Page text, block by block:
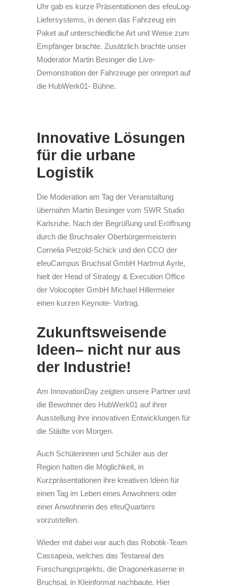
Uhr gab es kurze Präsentationen des efeuLog-
Liefersystems, in denen das Fahrzeug ein
Paket auf unterschiedliche Art und Weise zum
Empfänger brachte. Zusätzlich brachte unser
Moderator Martin Besinger die Live-
Demonstration der Fahrzeuge per onreport auf
die HubWerk01- Bühne.
Innovative Lösungen
für die urbane
Logistik
Die Moderation am Tag der Veranstaltung
übernahm Martin Besinger vom SWR Studio
Karlsruhe. Nach der Begrüßung und Eröffnung
durch die Bruchsaler Oberbürgermeisterin
Cornelia Petzold-Schick und den CCO der
efeuCampus Bruchsal GmbH Hartmut Ayrle,
hielt der Head of Strategy & Execution Office
der Volocopter GmbH Michael Hillermeier
einen kurzen Keynote- Vortrag.
Zukunftsweisende
Ideen– nicht nur aus
der Industrie!
Am InnovationDay zeigten unsere Partner und
die Bewohner des HubWerk01 auf ihrer
Ausstellung ihre innovativen Entwicklungen für
die Städte von Morgen.
Auch Schülerinnen und Schüler aus der
Region hatten die Möglichkeit, in
Kurzpräsentationen ihre kreativen Ideen für
einen Tag im Leben eines Anwohners oder
einer Anwohnerin des efeuQuartiers
vorzustellen.
Wieder mit dabei war auch das Robotik-Team
Cassapeia, welches das Testareal des
Forschungsprojekts, die Dragonerkaserne in
Bruchsal, in Kleinformat nachbaute. Hier